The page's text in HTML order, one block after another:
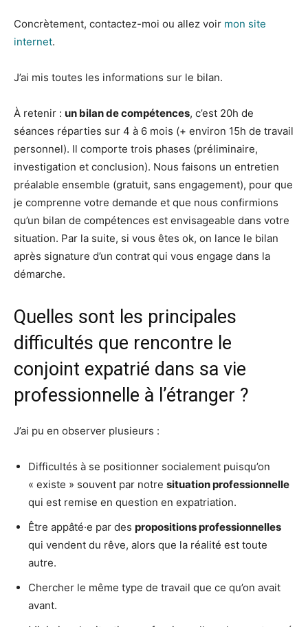
Concrètement, contactez-moi ou allez voir mon site
internet.
J’ai mis toutes les informations sur le bilan.
À retenir : un bilan de compétences, c’est 20h de
séances réparties sur 4 à 6 mois (+ environ 15h de travail
personnel). Il comporte trois phases (préliminaire,
investigation et conclusion). Nous faisons un entretien
préalable ensemble (gratuit, sans engagement), pour que
je comprenne votre demande et que nous confirmions
qu’un bilan de compétences est envisageable dans votre
situation. Par la suite, si vous êtes ok, on lance le bilan
après signature d’un contrat qui vous engage dans la
démarche.
Quelles sont les principales
difficultés que rencontre le
conjoint expatrié dans sa vie
professionnelle à l’étranger ?
J’ai pu en observer plusieurs :
Difficultés à se positionner socialement puisqu’on
« existe » souvent par notre situation professionnelle
qui est remise en question en expatriation.
Être appâté·e par des propositions professionnelles
qui vendent du rêve, alors que la réalité est toute
autre.
Chercher le même type de travail que ce qu’on avait
avant.